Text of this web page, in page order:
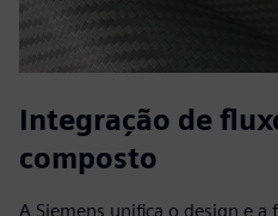
Integração de
composto
A Siemens unifica o design e